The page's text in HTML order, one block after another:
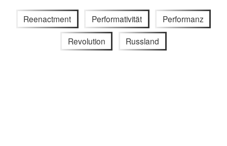
Reenactment Performativität Performanz
Revolution Russland